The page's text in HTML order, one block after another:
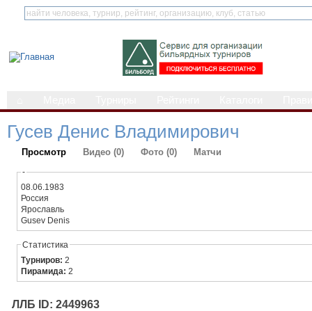
Гусев Денис Владимирович
Просмотр Видео (0) Фото (0) Матчи
-
08.06.1983
Россия
Ярославль
Gusev Denis
Статистика
Турниров:2
Пирамида:2
ЛЛБ ID: 2449963